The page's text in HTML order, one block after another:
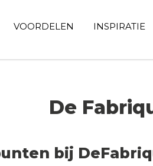
VOORDELEN INSPIRATIE
De
bij